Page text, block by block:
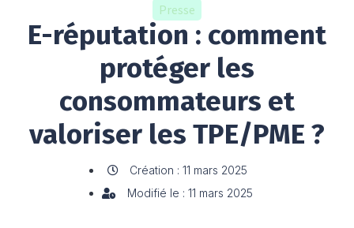
Presse
E-réputation : comment
protéger les
consommateurs et
valoriser les TPE/PME ?
Création : 11 mars 2025
Modifié le : 11 mars 2025